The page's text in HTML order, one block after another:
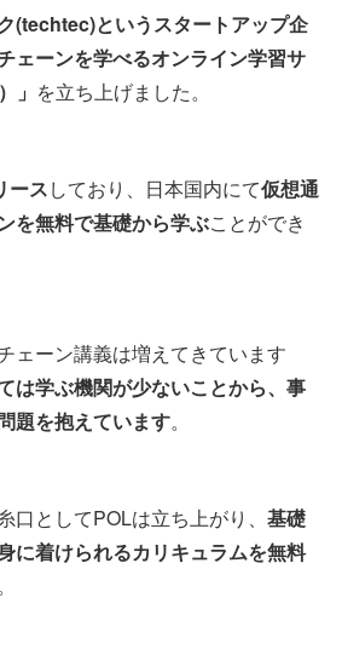
(techtec)というスタートアップ企
ェーンを学べるオンライン学習サ
」 を立ち上げました。
ースしており、日本国内にて仮想通
を無料で基礎から学ぶことができ
ェーン講義は増えてきています
は学ぶ機関が少ないことから、事
題を抱えています。
口としてPOLは立ち上がり、 基礎
に着けられるカリキュラムを無料